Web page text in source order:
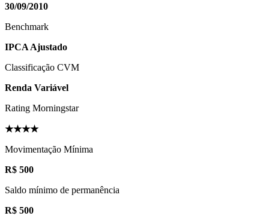
30/09/2010
Benchmark
IPCA Ajustado
Classificação CVM
Renda Variável
Rating Morningstar
★★★★
Movimentação Mínima
R$ 500
Saldo mínimo de permanência
R$ 500